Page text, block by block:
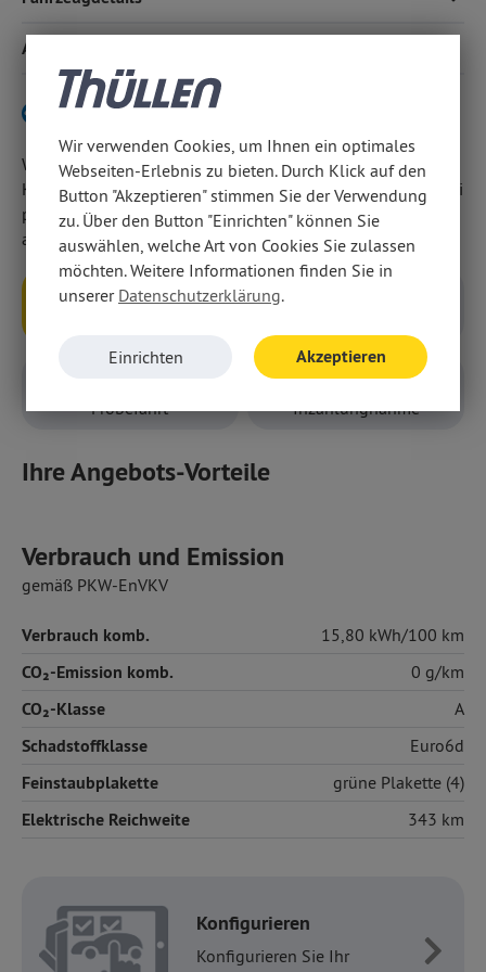
moderne Assistenzsysteme, u. a. Müdigkeits- und
Frontkollisionswarner, Spurhalteassistent und
Ausstattungslinien zu haben, fragen Sie einfach nach.
Ausstattung
Verbrenner-Variante hier klicken
Wir weisen darauf hin, dass wir den Abschluss eines
Kaufvertrages zu diesem Angebot ausschließlich vor Ort bei
persönlicher Anwesenheit in unseren Geschäftsräumen
anbieten.
Probefahrt Inzahlungnahme
Ihre Angebots-Vorteile
Verbrauch und Emission
gemäß PKW-EnVKV
Verbrauch komb. 15,80 kWh/100 km
CO₂-Emission komb. 0 g/km
CO₂-Klasse A
Schadstoffklasse Euro6d
Feinstaubplakette grüne Plakette (4)
Elektrische Reichweite 343 km
Konfigurieren
Konfigurieren Sie Ihr
Wir verwenden Cookies, um Ihnen ein optimales
Webseiten-Erlebnis zu bieten. Durch Klick auf den
Button "Akzeptieren" stimmen Sie der Verwendung
zu. Über den Button "Einrichten" können Sie
auswählen, welche Art von Cookies Sie zulassen
möchten. Weitere Informationen finden Sie in
unserer Datenschutzerklärung.
Einrichten Akzeptieren